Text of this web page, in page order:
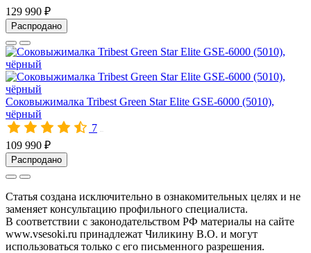
129 990 ₽
Распродано
Соковыжималка Tribest Green Star Elite GSE-6000 (5010),
чёрный
7
109 990 ₽
Распродано
Статья создана исключительно в ознакомительных целях и не
заменяет консультацию профильного специалиста.
В соответствии с законодательством РФ материалы на сайте
www.vsesoki.ru принадлежат Чиликину В.О. и могут
использоваться только с его письменного разрешения.